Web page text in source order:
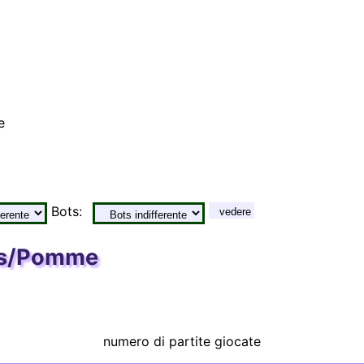
Bots: vedere
Pomme
numero di partite giocate